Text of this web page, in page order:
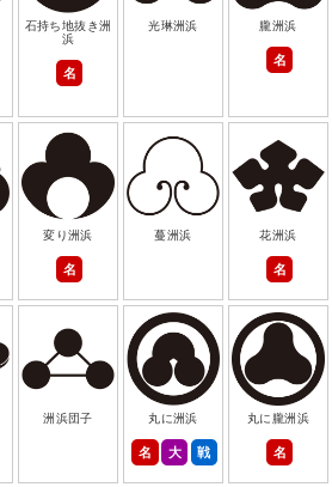
石持ち地抜き洲
浜
名
光琳洲浜 朧洲浜
名
変り洲浜
名
蔓洲浜 花洲浜
名
洲浜団子 丸に洲浜
名 大 戦
丸に朧洲浜
名